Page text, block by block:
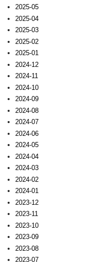
2025-05
2025-04
2025-03
2025-02
2025-01
2024-12
2024-11
2024-10
2024-09
2024-08
2024-07
2024-06
2024-05
2024-04
2024-03
2024-02
2024-01
2023-12
2023-11
2023-10
2023-09
2023-08
2023-07